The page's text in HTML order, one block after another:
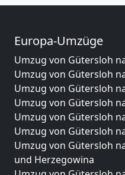
Europa-Umzüge
Umzug von Gütersloh
Umzug von Gütersloh
Umzug von Gütersloh
Umzug von Gütersloh
Umzug von Gütersloh
Umzug von Gütersloh
Umzug von Gütersloh
und Herzegowina